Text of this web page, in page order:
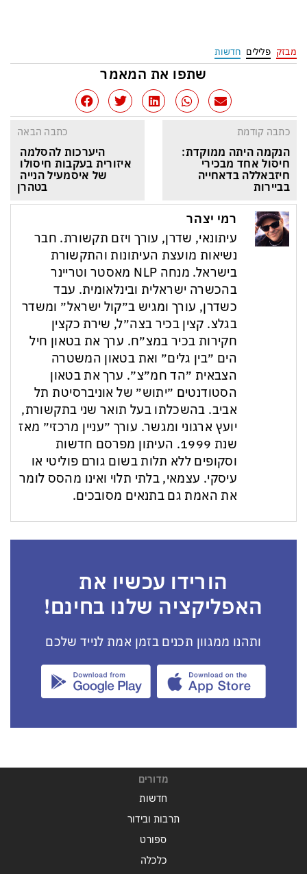
מבזק פלילים חדשות
שתפו את המאמר
כתבה קודמת
הנקמה היתה ממוקדת:
חיסול אחד מבכירי
חיזבאללה בדאחייה
בביירות
כתבה הבאה
היערכות להסלמה
איזורית בעקבות חיסולו
של איסמעיל הנייה
בטהרן
רמי יצהר
עיתונאי, שדרן, עורך ויזם תקשורת. חבר
נשיאות מועצת העיתונות והתקשורת
בישראל. מנחה NLP מאסטר וטריינר
בהכשרה ישראלית ובינלאומית. עבד
כשדרן, עורך ומגיש ב״קול ישראל״ ומשדר
בגלצ. קצין בכיר בצה״ל, שירת כקצין
חקירות בכיר במצ״ח. ערך את בטאון חיל
הים ״בין גלים״ ואת בטאון המשטרה
הצבאית ״הד חמ״צ״. ערך את בטאון
הסטודנטים ״יתוש״ של אוניברסיטת תל
אביב. בהשכלתו בעל תואר שני בתקשורת,
יועץ ארגוני ומגשר. עורך ״עניין מרכזי״ מאז
שנת 1999. העיתון מפרסם חדשות
וסקופים ללא תלות בשום גורם פוליטי או
עיסקי. עצמאי, בלתי תלוי ואינו מהסס לומר
את האמת גם בתנאים מסובכים.
הורידו עכשיו את
האפליקציה שלנו בחינם!
ותהנו ממגוון תכנים בזמן אמת לנייד שלכם
מדורים
חדשות
תרבות ובידור
ספורט
כלכלה